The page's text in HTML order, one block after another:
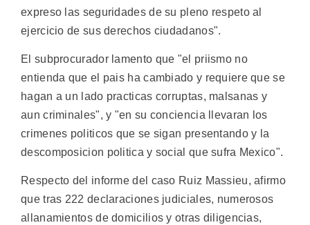
expreso las seguridades de su pleno respeto al
ejercicio de sus derechos ciudadanos".
El subprocurador lamento que "el priismo no
entienda que el pais ha cambiado y requiere que se
hagan a un lado practicas corruptas, malsanas y
aun criminales", y "en su conciencia llevaran los
crimenes politicos que se sigan presentando y la
descomposicion politica y social que sufra Mexico".
Respecto del informe del caso Ruiz Massieu, afirmo
que tras 222 declaraciones judiciales, numerosos
allanamientos de domicilios y otras diligencias,